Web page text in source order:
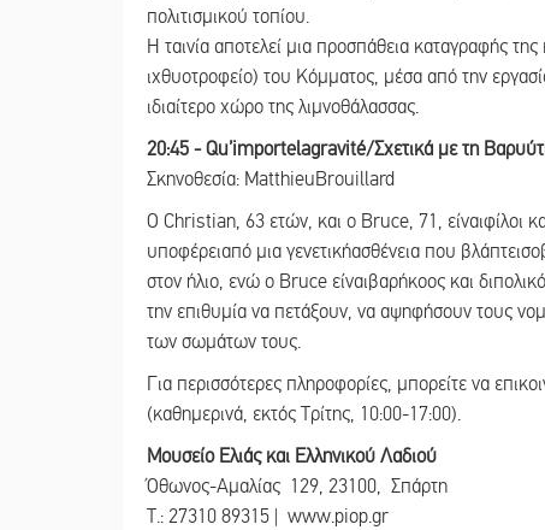
πολιτισμικού τοπίου.
Η ταινία αποτελεί μια προσπάθεια καταγραφής
ιχθυοτροφείο) του Κόμματος, μέσα από την
ιδιαίτερο χώρο της λιμνοθάλασσας.
20:45 - Qu’importelagravité/Σχετικά με τη
Σκηνοθεσία: MatthieuBrouillard
Ο Christian, 63 ετών, και ο Bruce, 71, είναιφίλοι
υποφέρειαπό μια γενετικήασθένεια που
στον ήλιο, ενώ ο Bruce είναιβαρήκοος και
την επιθυμία να πετάξουν, να αψηφήσουν τους
των σωμάτων τους.
Για περισσότερες πληροφορίες, μπορείτε να
(καθημερινά, εκτός Τρίτης, 10:00-17:00).
Μουσείο Ελιάς και Ελληνικού Λαδιού
Όθωνος-Αμαλίας 129, 23100, Σπάρτη
Τ.: 27310 89315 | www.piop.gr